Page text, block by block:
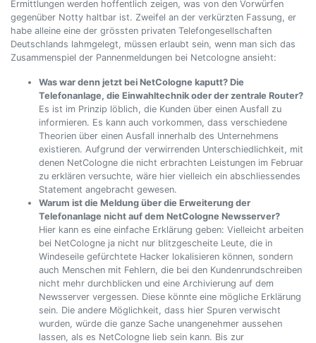
Ermittlungen werden hoffentlich zeigen, was von den Vorwürfen
gegenüber Notty haltbar ist. Zweifel an der verkürzten Fassung, er
habe alleine eine der grössten privaten Telefongesellschaften
Deutschlands lahmgelegt, müssen erlaubt sein, wenn man sich das
Zusammenspiel der Pannenmeldungen bei Netcologne ansieht:
Was war denn jetzt bei NetCologne kaputt? Die
Telefonanlage, die Einwahltechnik oder der zentrale Router?
Es ist im Prinzip löblich, die Kunden über einen Ausfall zu
informieren. Es kann auch vorkommen, dass verschiedene
Theorien über einen Ausfall innerhalb des Unternehmens
existieren. Aufgrund der verwirrenden Unterschiedlichkeit, mit
denen NetCologne die nicht erbrachten Leistungen im Februar
zu erklären versuchte, wäre hier vielleich ein abschliessendes
Statement angebracht gewesen.
Warum ist die Meldung über die Erweiterung der
Telefonanlage nicht auf dem NetCologne Newsserver?
Hier kann es eine einfache Erklärung geben: Vielleicht arbeiten
bei NetCologne ja nicht nur blitzgescheite Leute, die in
Windeseile gefürchtete Hacker lokalisieren können, sondern
auch Menschen mit Fehlern, die bei den Kundenrundschreiben
nicht mehr durchblicken und eine Archivierung auf dem
Newsserver vergessen. Diese könnte eine mögliche Erklärung
sein. Die andere Möglichkeit, dass hier Spuren verwischt
wurden, würde die ganze Sache unangenehmer aussehen
lassen, als es NetCologne lieb sein kann. Bis zur